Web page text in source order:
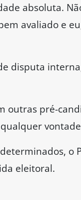
absoluta.
avaliado e
disputa
pré-
eleitoral.